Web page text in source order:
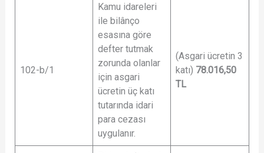
102-b/1
Kamu idareleri
ile bilânço
esasına göre
defter tutmak
zorunda olanlar
için asgari
ücretin üç katı
tutarında idari
para cezası
uygulanır.
(Asgari ücretin 3
katı) 78.016,50
TL